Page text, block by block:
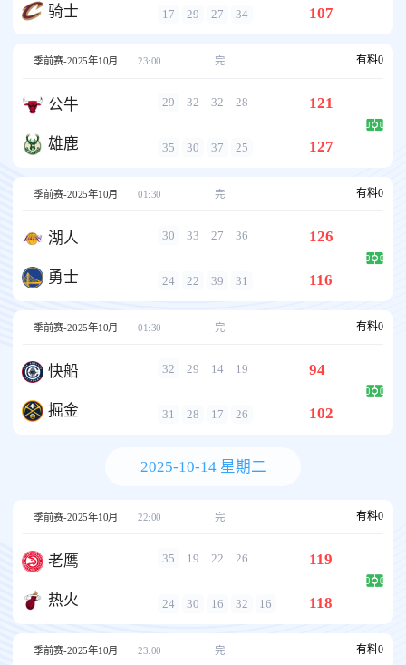
骑士 17 29 27 34 107
季前赛-2025年10月 23:00 完 有料0
公牛
雄鹿
29 32 32 28
35 30 37 25
121
127
季前赛-2025年10月 01:30 完 有料0
湖人
勇士
30 33 27 36
24 22 39 31
126
116
季前赛-2025年10月 01:30 完 有料0
快船
掘金
32 29 14 19
31 28 17 26
94
102
2025-10-14 星期二
季前赛-2025年10月 22:00 完 有料0
老鹰
热火
35 19 22 26
24 30 16 32 16
119
118
季前赛-2025年10月 23:00 完 有料0